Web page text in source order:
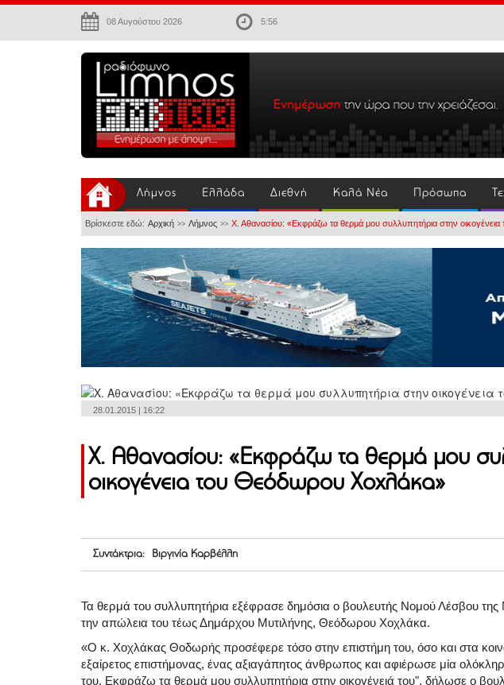
08 Αυγούστου 2026 5:56
Λήμνος Ελλάδα Διεθνή Καλά Νέα Πρόσωπα
Βρίσκεστε εδώ: Αρχική >> Λήμνος >> Χ. Αθανασίου: «Εκφράζω τα θερμά μου συλλυπητήρια στην
28.01.2015 | 16:22
Χ. Αθανασίου: «Εκφράζω τα θερμά μου
οικογένεια του Θεόδωρου Χοχλάκα»
Συντάκτρια: Βιργινία Καρβέλλη
Τα θερμά του συλλυπητήρια εξέφρασε δημόσια ο βουλευτής Νομού Λέσβου
την απώλεια του τέως Δημάρχου Μυτιλήνης, Θεόδωρου Χοχλάκα.
«Ο κ. Χοχλάκας Θοδωρής προσέφερε τόσο στην επιστήμη του, όσο και στα
εξαίρετος επιστήμονας, ένας αξιαγάπητος άνθρωπος και αφιέρωσε μία
του. Εκφράζω τα θερμά μου συλλυπητήρια στην οικογένειά του", δήλωσε ο